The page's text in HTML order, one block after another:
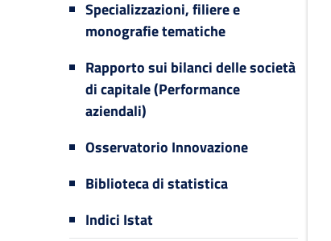
Specializzazioni, filiere e
monografie tematiche
Rapporto sui bilanci delle società
di capitale (Performance
aziendali)
Osservatorio Innovazione
Biblioteca di statistica
Indici Istat